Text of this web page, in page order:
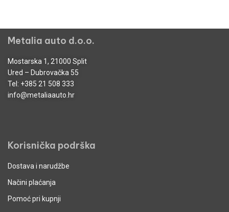
Metalia auto d.o.o.
Mostarska 1, 21000 Split
Ured – Dubrovačka 55
Tel: +385 21 508 333
info@metaliaauto.hr
Korisnička podrška
Dostava i narudžbe
Načini plaćanja
Pomoć pri kupnji